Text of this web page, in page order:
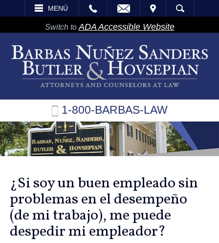
MENÚ
VISITA BÚSQUEDA
Switch to ADA Accessible Website
1-800-BARBAS-LAW
¿Si soy un buen empleado sin
problemas en el desempeño
(de mi trabajo), me puede
despedir mi empleador?